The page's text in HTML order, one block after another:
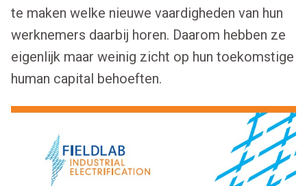
te maken welke nieuwe vaardigheden van hun
werknemers daarbij horen. Daarom hebben ze
eigenlijk maar weinig zicht op hun toekomstige
human capital behoeften.